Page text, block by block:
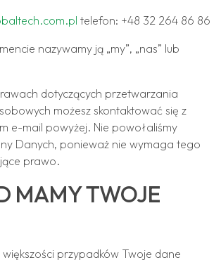
telefon: +48 32 264 86 86
nazywamy ją „my”, „nas” lub
dotyczących przetwarzania
możesz skontaktować się z
e-mail powyżej. Nie powołaliśmy
Danych, ponieważ nie wymaga tego
prawo.
MAMY TWOJE
przypadków Twoje dane